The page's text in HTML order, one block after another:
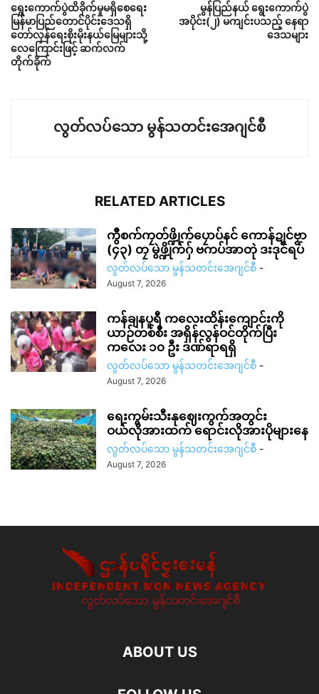
ရွေးကောက်ပွဲထိခိုက်မှုမရှိစေရေး
မြန်မာပြည်တောင်ပိုင်းဒေသရှိ
တော်လှန်ရေးစိုးမိုးနယ်မြေများသို့
လေကြောင်းဖြင့် ဆက်လက်
တိုက်ခိုက်
မွန်ပြည်နယ် ရွေးကောက်ပွဲ
အပိုင်း(၂) မကျင်းပသည့် နေရာ
ဒေသများ
လွတ်လပ်သော မွန်သတင်းအေဂျင်စီ
RELATED ARTICLES
ကွဳစက်ကၠတ်ဖ္ဍိုက်ပၠောပ်နင် ကောန်ဍုင်ဗၟာ
(၄၃) တၠ မွဲဖ္ဍိုက်ဂှ် ဗကပ်အာတုဲ ဒးဒုင်ရပ်
လွတ်လပ်သော မွန်သတင်းအေဂျင်စီ -
August 7, 2026
ကန်ချနပူရီ ကလေးထိန်းကျောင်းကို
ယာဉ်တစ်စီး အရှိန်လွန်ဝင်တိုက်ပြီး
ကလေး ၁၀ ဦး ဒဏ်ရာရရှိ
လွတ်လပ်သော မွန်သတင်းအေဂျင်စီ -
August 7, 2026
ရေးကွမ်းသီးနုဈေးကွက်အတွင်း
ဝယ်လိုအားထက် ရောင်းလိုအားပိုများနေ
လွတ်လပ်သော မွန်သတင်းအေဂျင်စီ -
August 7, 2026
ABOUT US